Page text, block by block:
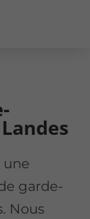
une
garde-
Nous